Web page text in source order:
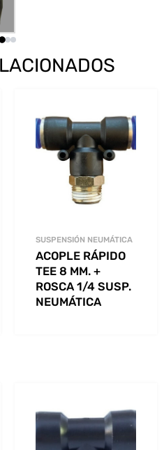
SUSPENSIÓN NEUMÁTICA
ACOPLE RÁPIDO
TEE 8 MM. +
ROSCA 1/4 SUSP.
NEUMÁTICA